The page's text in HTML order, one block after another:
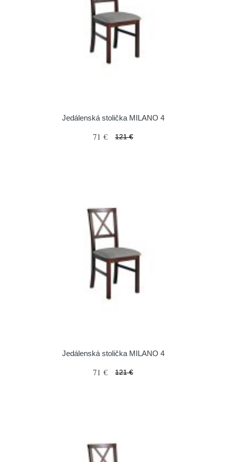
Jedálenská stolička MILANO 4
71 € 121 €
Jedálenská stolička MILANO 4
71 € 121 €